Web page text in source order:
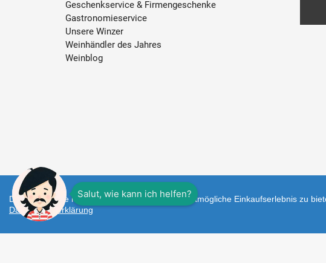
Geschenkservice & Firmengeschenke
Gastronomieservice
Unsere Winzer
Weinhändler des Jahres
Weinblog
Diese Webseite nutzt Cookies um Ihnen das bestmögliche Einkaufserlebnis zu
Datenschutzerklärung